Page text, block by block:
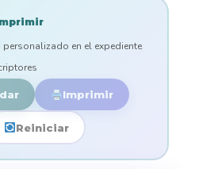
en el expediente
Imprimir
Reiniciar